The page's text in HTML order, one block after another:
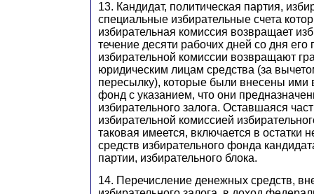
13. Кандидат, политическая партия,
специальные избирательные счета
избирательная комиссия возвращает
течение десяти рабочих дней со дня его
избирательной комиссии возвращают
юридическим лицам средства (за
пересылку), которые были внесены ими
фонд с указанием, что они
избирательного залога. Оставшаяся
избирательной комиссией
таковая имеется, включается в остатки
средств избирательного фонда
партии, избирательного блока.
14. Перечисление денежных средств,